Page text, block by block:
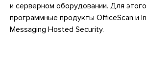
и серверном оборудовании. Для
программные продукты OfficeScan и
Messaging Hosted Security.